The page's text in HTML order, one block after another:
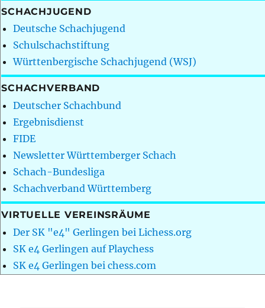
SCHACHJUGEND
Deutsche Schachjugend
Schulschachstiftung
Württenbergische Schachjugend (WSJ)
SCHACHVERBAND
Deutscher Schachbund
Ergebnisdienst
FIDE
Newsletter Württemberger Schach
Schach-Bundesliga
Schachverband Württemberg
VIRTUELLE VEREINSRÄUME
Der SK "e4" Gerlingen bei Lichess.org
SK e4 Gerlingen auf Playchess
SK e4 Gerlingen bei chess.com